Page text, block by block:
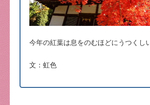
今年の紅葉は息をのむほどにうつくし
文：虹色